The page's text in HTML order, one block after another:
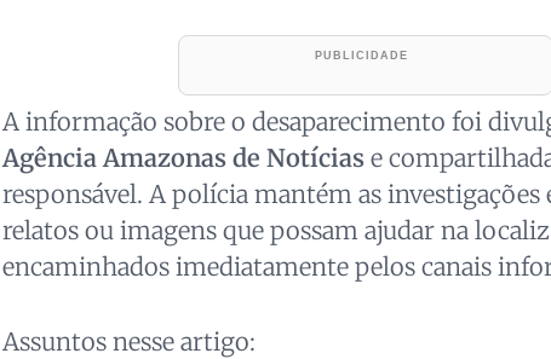
A informação sobre o desaparecimento foi
Agência Amazonas de Notíciase
responsável. A polícia mantém as investigações
relatos ou imagens que possam ajudar na
encaminhados imediatamente pelos canais
Assuntos nesse artigo: